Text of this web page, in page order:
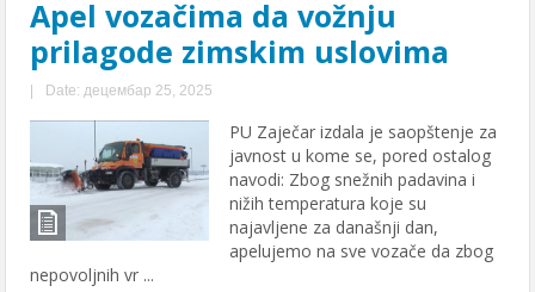
Apel vozačima da vožnju
prilagode zimskim uslovima
| Date: децембар 25, 2025
PU Zaječar izdala je saopštenje za
javnost u kome se, pored ostalog
navodi: Zbog snežnih padavina i
nižih temperatura koje su
najavljene za današnji dan,
apelujemo na sve vozače da zbog
nepovoljnih vr ...